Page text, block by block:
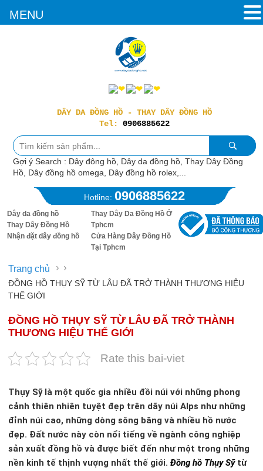
DÂY DA ĐỒNG HỒ - THAY DÂY ĐỒNG HỒ
Tel: 0906885622
Gợi ý Search : Dây đông hồ, Dây da đồng hồ, Thay Dây Đồng
Hồ, Dây đồng hồ omega, Dây đồng hồ rolex,...
Hotline: 0906885622
Dây da đồng hồ
Thay Dây Đồng Hồ
Nhận đặt dây đồng hồ
Thay Dây Da Đồng Hồ Ở
Tphcm
Cửa Hàng Dây Đồng Hồ
Tại Tphcm
Trang chủ › ›
ĐỒNG HỒ THỤY SỸ TỪ LÂU ĐÃ TRỞ THÀNH THƯƠNG HIỆU
THẾ GIỚI
ĐỒNG HỒ THỤY SỸ TỪ LÂU ĐÃ TRỞ THÀNH
THƯƠNG HIỆU THẾ GIỚI
Rate this bai-viet
Thụy Sỹ là một quốc gia nhiều đồi núi với những phong
cảnh thiên nhiên tuyệt đẹp trên dãy núi Alps như những
đỉnh núi cao, những dòng sông băng và nhiều hồ nước
đẹp. Đất nước này còn nổi tiếng về ngành công nghiệp
sản xuất đồng hồ và được biết đến như một trong những
nền kinh tế thịnh vượng nhất thế giới.Đồng hồ Thụy Sỹtừ
MENU